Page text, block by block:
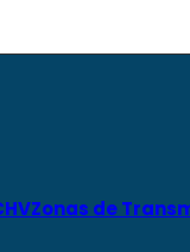
Zonas de